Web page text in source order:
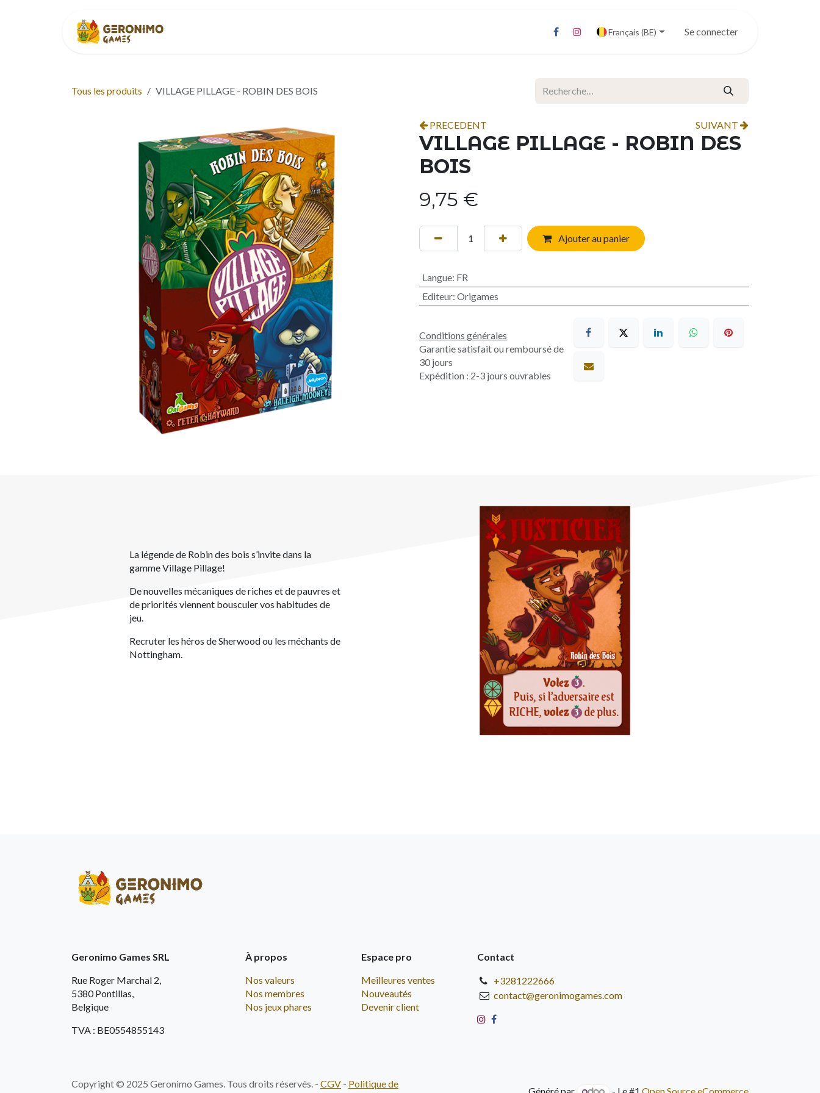
Français (BE) Se connecter
Tous les produits VILLAGE PILLAGE - ROBIN DES BOIS
PRECEDENT SUIVANT
VILLAGE PILLAGE - ROBIN DES
BOIS
9,75 €
Ajouter au panier
Langue: FR
Editeur: Origames
Conditions générales
Garantie satisfait ou remboursé de
30 jours
Expédition : 2-3 jours ouvrables
La légende de Robin des bois s’invite dans la
gamme Village Pillage!
De nouvelles mécaniques de riches et de pauvres et
de priorités viennent bousculer vos habitudes de
jeu.
Recruter les héros de Sherwood ou les méchants de
Nottingham.
Geronimo Games SRL
Rue Roger Marchal 2,
5380 Pontillas,
Belgique
TVA : BE0554855143
À propos
Nos valeurs
Nos membres
Nos jeux phares
Espace pro
Meilleures ventes
Nouveautés
Devenir client
Contact
+3281222666
contact@geronimogames.com
Copyright © 2025 Geronimo Games. Tous droits réservés. - CGV - Politique de